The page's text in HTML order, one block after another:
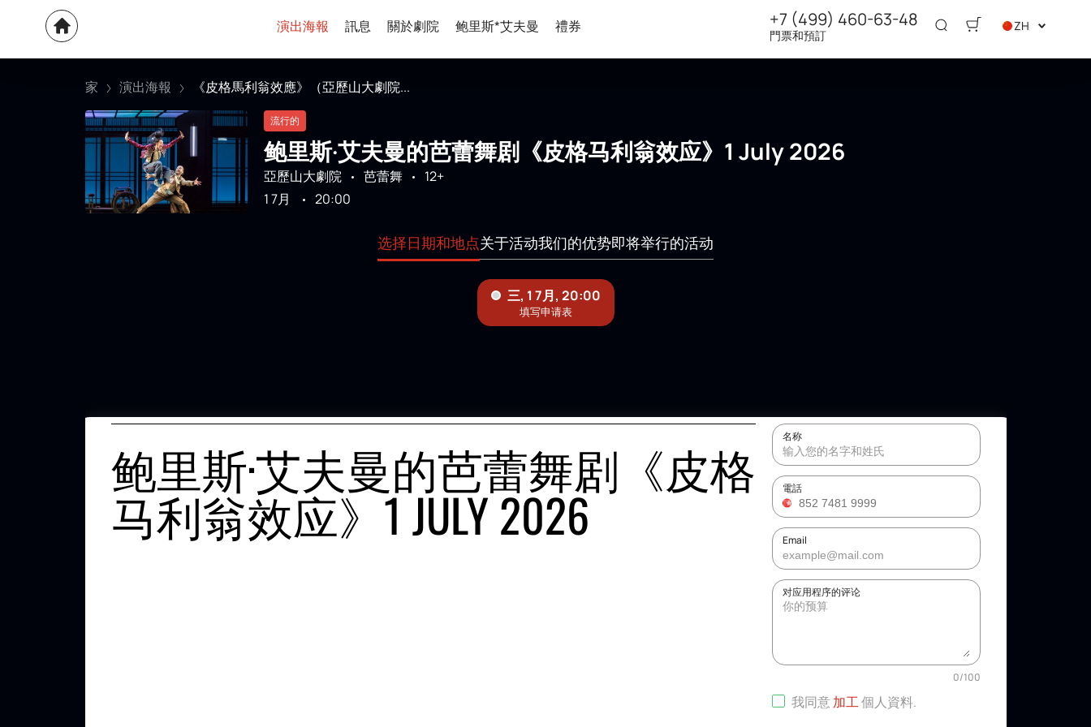
演出海報 訊息 關於劇院 鲍里斯*艾夫曼 禮券 +7 (499) 460-63-48
門票和預訂
ZH
家 演出海報 《皮格馬利翁效應》（亞歷山大劇院...
流行的
鲍里斯·艾夫曼的芭蕾舞剧《皮格马利翁效应》1 July 2026
亞歷山大劇院 芭蕾舞
12+
1 7月
20:00
选择日期和地点关于活动我们的优势即将举行的活动
鲍里斯·艾夫曼的芭蕾舞剧《皮格
马利翁效应》1 JULY 2026
名称
電話
Email
对应用程序的评论
0/100
我同意加工個人資料.